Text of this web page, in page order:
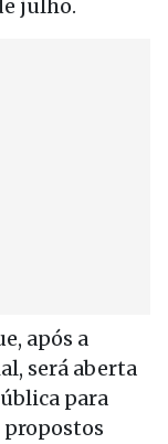
julho.
após a
será aberta
para